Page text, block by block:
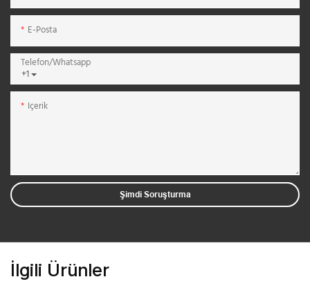
E-Posta
+1
Telefon/whatsapp
Içerik
Şimdi Soruşturma
İlgili Ürünler